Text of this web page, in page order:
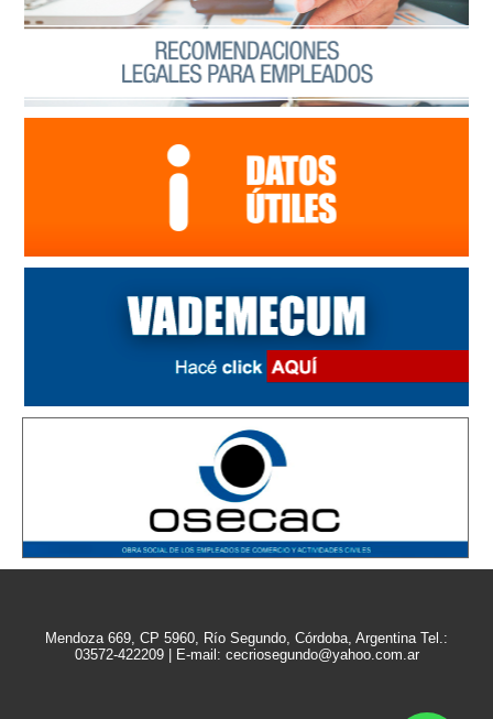
Mendoza 669, CP 5960, Río Segundo, Córdoba, Argentina Tel.:
03572-422209 | E-mail: cecriosegundo@yahoo.com.ar